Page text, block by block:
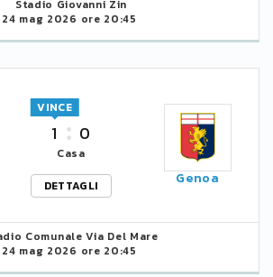
Stadio Giovanni Zin
24 mag 2026 ore 20:45
1
VINCE
0
Casa
DETTAGLI
Genoa
Comunale Via Del Mare
24 mag 2026 ore 20:45